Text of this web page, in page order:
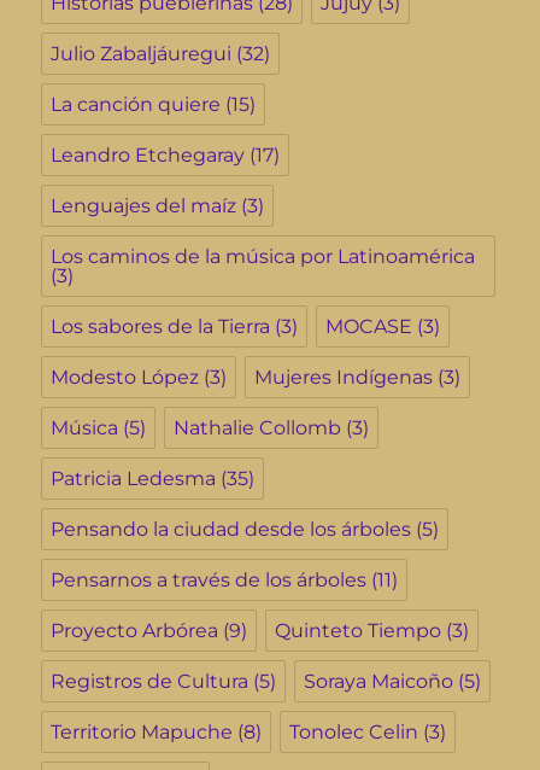
Julio Zabaljáuregui (32)
La canción quiere (15)
Leandro Etchegaray (17)
Lenguajes del maíz (3)
Los caminos de la música por Latinoamérica
(3)
Los sabores de la Tierra (3) MOCASE (3)
Modesto López (3) Mujeres Indígenas (3)
Música (5) Nathalie Collomb (3)
Patricia Ledesma (35)
Pensando la ciudad desde los árboles (5)
Pensarnos a través de los árboles (11)
Proyecto Arbórea (9) Quinteto Tiempo (3)
Registros de Cultura (5) Soraya Maicoño (5)
Territorio Mapuche (8) Tonolec Celin (3)